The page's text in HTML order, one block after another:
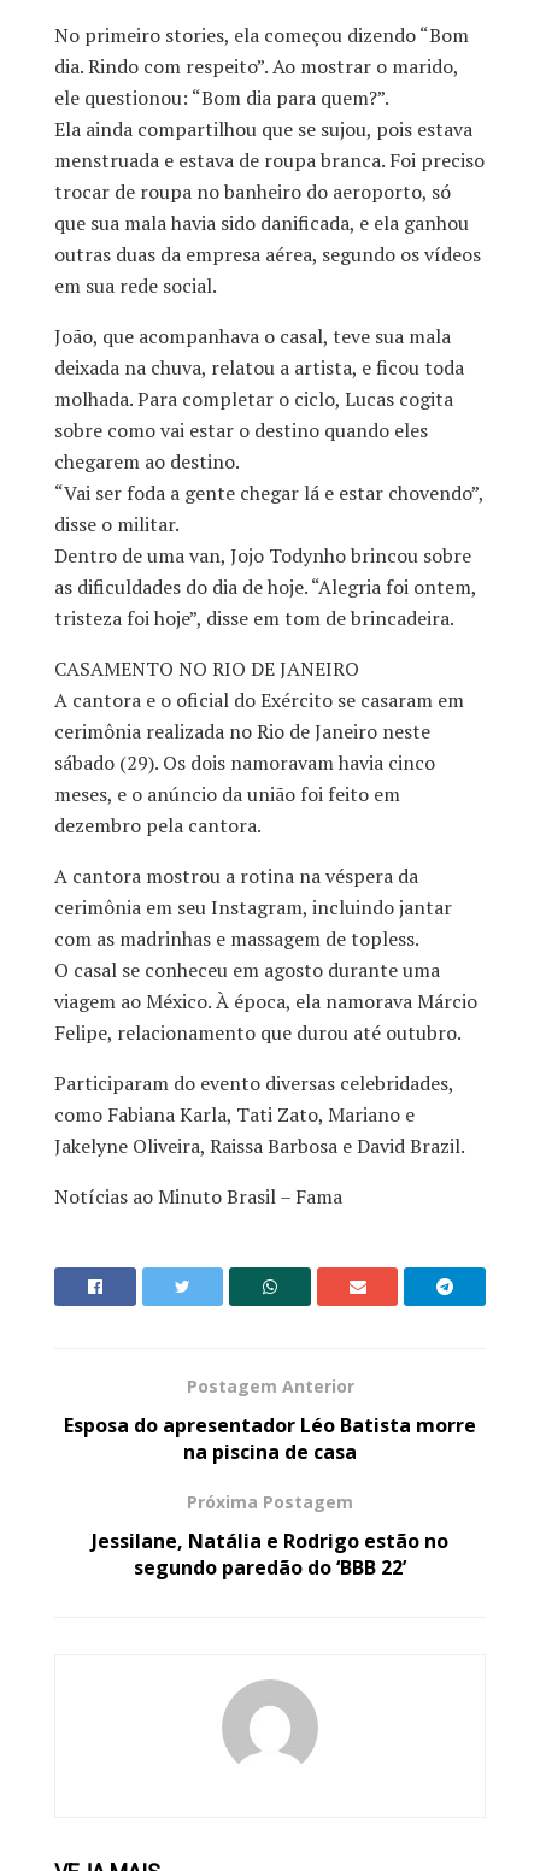
No primeiro stories, ela começou dizendo “Bom
dia. Rindo com respeito”. Ao mostrar o marido,
ele questionou: “Bom dia para quem?”.
Ela ainda compartilhou que se sujou, pois estava
menstruada e estava de roupa branca. Foi preciso
trocar de roupa no banheiro do aeroporto, só
que sua mala havia sido danificada, e ela ganhou
outras duas da empresa aérea, segundo os vídeos
em sua rede social.
João, que acompanhava o casal, teve sua mala
deixada na chuva, relatou a artista, e ficou toda
molhada. Para completar o ciclo, Lucas cogita
sobre como vai estar o destino quando eles
chegarem ao destino.
“Vai ser foda a gente chegar lá e estar chovendo”,
disse o militar.
Dentro de uma van, Jojo Todynho brincou sobre
as dificuldades do dia de hoje. “Alegria foi ontem,
tristeza foi hoje”, disse em tom de brincadeira.
CASAMENTO NO RIO DE JANEIRO
A cantora e o oficial do Exército se casaram em
cerimônia realizada no Rio de Janeiro neste
sábado (29). Os dois namoravam havia cinco
meses, e o anúncio da união foi feito em
dezembro pela cantora.
A cantora mostrou a rotina na véspera da
cerimônia em seu Instagram, incluindo jantar
com as madrinhas e massagem de topless.
O casal se conheceu em agosto durante uma
viagem ao México. À época, ela namorava Márcio
Felipe, relacionamento que durou até outubro.
Participaram do evento diversas celebridades,
como Fabiana Karla, Tati Zato, Mariano e
Jakelyne Oliveira, Raissa Barbosa e David Brazil.
Notícias ao Minuto Brasil – Fama
Postagem Anterior
Esposa do apresentador Léo Batista morre
na piscina de casa
Próxima Postagem
Jessilane, Natália e Rodrigo estão no
segundo paredão do ‘BBB 22’